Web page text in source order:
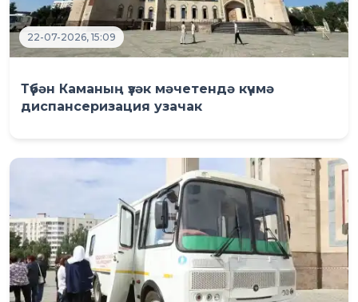
22-07-2026, 15:09
Түбән Каманың үзәк мәчетендә күчмә
диспансеризация узачак